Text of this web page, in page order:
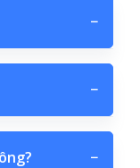
−
−
−